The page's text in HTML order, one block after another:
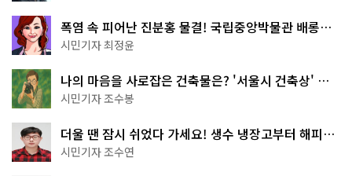
폭염 속 피어난 진분홍 물결! 국립중앙박물관 배롱나
무 명소
시민기자 최정윤
나의 마음을 사로잡은 건축물은? '서울시 건축상' 수
상작 공개!
시민기자 조수봉
더울 땐 잠시 쉬었다 가세요! 생수 냉장고부터 해피소
·무더위쉼터까지
시민기자 조수연